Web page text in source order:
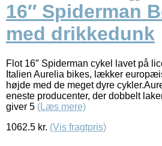
16″ Spiderman
med drikkedunk
Flot 16″ Spiderman cykel lavet på
Italien Aurelia bikes, lækker
højde med de meget dyre
eneste producenter, der dobbelt
giver 5 (Læs mere)
1062.5 kr. (Vis fragtpris)